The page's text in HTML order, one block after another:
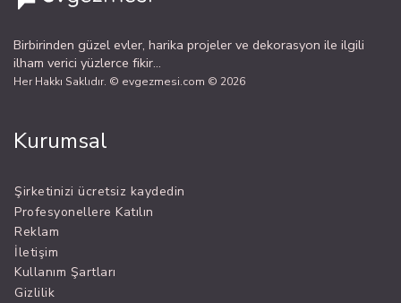
Birbirinden güzel evler, harika projeler ve dekorasyon ile ilgili
ilham verici yüzlerce fikir...
Her Hakkı Saklıdır. © evgezmesi.com © 2026
Kurumsal
Şirketinizi ücretsiz kaydedin
Profesyonellere Katılın
Reklam
İletişim
Kullanım Şartları
Gizlilik